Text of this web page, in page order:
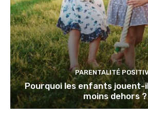
PARENTALITÉ
Pourquoi les enfants jouent-
moins dehors ?